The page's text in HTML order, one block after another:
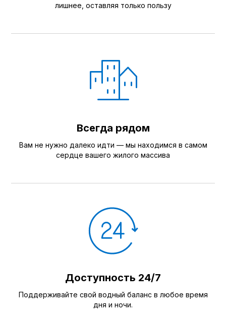
лишнее, оставляя только пользу
Всегда рядом
Вам не нужно далеко идти — мы находимся в самом
сердце вашего жилого массива
Доступность 24/7
Поддерживайте свой водный баланс в любое время
дня и ночи.